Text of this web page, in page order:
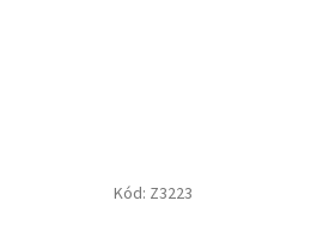
Kód: Z3223